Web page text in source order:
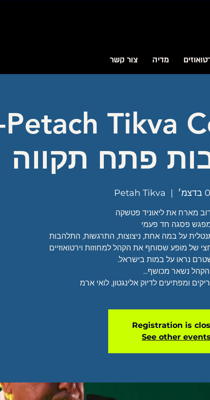
מדיה צור קשר
Hall-
פתח תקווה
  |
Petah Tikva
על במה אחת, ניצוצות, התרגשות, התלהבות
של מופע שסוחף את הקהל למחוזות וירטואוזיים
ומפתיעים לדיוק אלינגטון, לואי ארמ
Registration is
See other events